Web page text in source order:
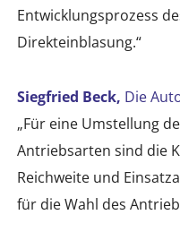
Entwicklungsprozess
Direkteinblasung.“
Siegfried Beck, Die
„Für eine Umstellung
Antriebsarten sind die
Reichweite und
für die Wahl des